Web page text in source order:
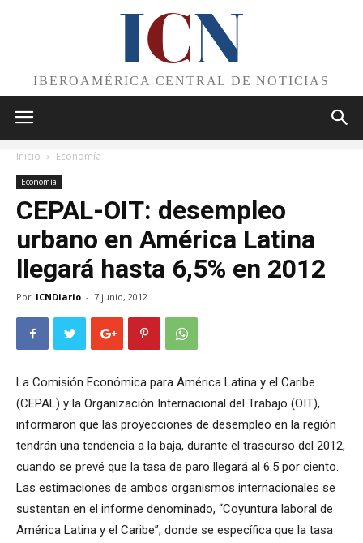
ICN
IBEROAMÉRICA CENTRAL DE NOTICIAS
Inicio Economía
Economía
CEPAL-OIT: desempleo
urbano en América Latina
llegará hasta 6,5% en 2012
Por ICNDiario - 7 junio, 2012
La Comisión Económica para América Latina y el Caribe
(CEPAL) y la Organización Internacional del Trabajo (OIT),
informaron que las proyecciones de desempleo en la región
tendrán una tendencia a la baja, durante el trascurso del 2012,
cuando se prevé que la tasa de paro llegará al 6.5 por ciento.
Las estimaciones de ambos organismos internacionales se
sustentan en el informe denominado, “Coyuntura laboral de
América Latina y el Caribe”, donde se específica que la tasa